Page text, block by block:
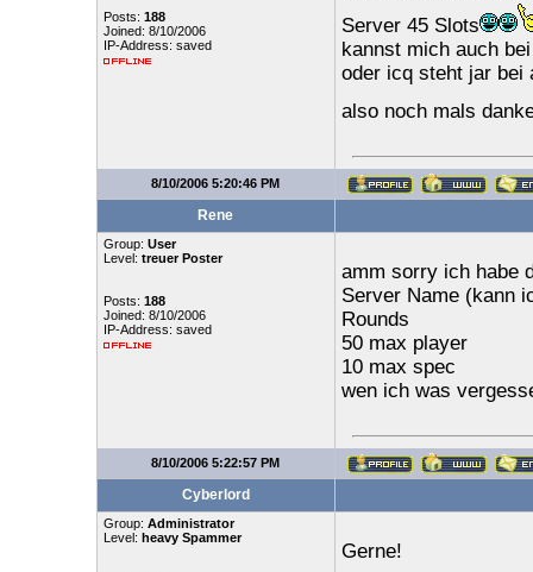
Posts: 188
Joined: 8/10/2006
IP-Address: saved
Server 45 Slots
kannst mich auch
oder icq steht jar bei
also noch mals
8/10/2006 5:20:46 PM
Rene
Group: User
Level: treuer Poster
Posts: 188
Joined: 8/10/2006
IP-Address: saved
amm sorry ich habe
Server Name (kann
Rounds
50 max player
10 max spec
wen ich was
8/10/2006 5:22:57 PM
Cyberlord
Group: Administrator
Level: heavy Spammer
Gerne!